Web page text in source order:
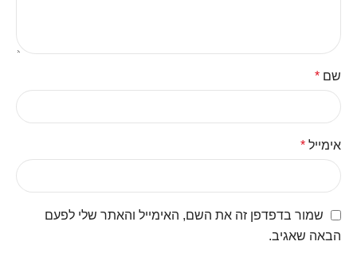
שם *
אימייל *
שמור בדפדפן זה את השם, האימייל והאתר שלי לפעם
הבאה שאגיב.